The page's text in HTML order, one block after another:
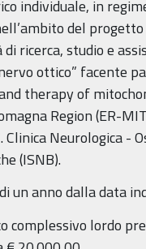
individuale, in
del
ricerca, studio e
ottico” facente
therapy of
Region (ER-
Clinica Neurologica -
(ISNB).
un anno dalla data
complessivo lordo